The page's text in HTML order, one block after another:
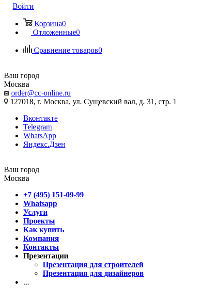
Войти
Корзина0
Отложенные0
Сравнение товаров0
Ваш город
Москва
order@cc-online.ru
127018, г. Москва, ул. Сущевский вал, д. 31, стр. 1
Вконтакте
Telegram
WhatsApp
Яндекс.Дзен
Ваш город
Москва
+7 (495) 151-09-99
Whatsapp
Услуги
Проекты
Как купить
Компания
Контакты
Презентации
Презентация для строителей
Презентация для дизайнеров
...